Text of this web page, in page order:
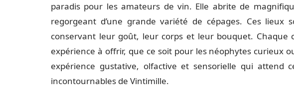
paradis pour les amateurs de vin. Elle abrite de
regorgeant d’une grande variété de cépages. Ces lieux
conservant leur goût, leur corps et leur bouquet. Chaque
expérience à offrir, que ce soit pour les néophytes curieux
expérience gustative, olfactive et sensorielle qui attend
incontournables de Vintimille.